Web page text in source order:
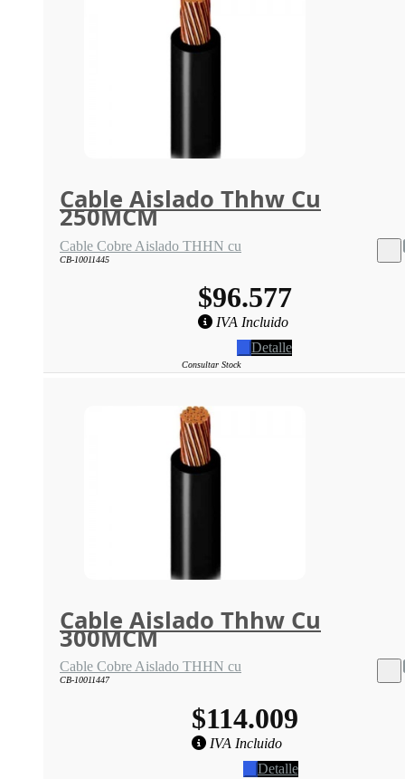
Cable Aislado Thhw Cu
250MCM
Cable Cobre Aislado THHN cu
CB-10011445
$96.577
IVA Incluido
Detalle
Consultar Stock
Cable Aislado Thhw Cu
300MCM
Cable Cobre Aislado THHN cu
CB-10011447
$114.009
IVA Incluido
Detalle